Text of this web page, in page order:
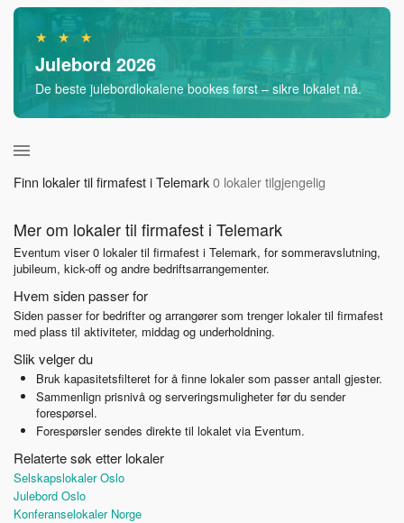
★ ★ ★
Julebord 2026
De beste julebordlokalene bookes først – sikre lokalet nå.
Finn lokaler til firmafest i Telemark0 lokaler tilgjengelig
Mer om lokaler til firmafest i Telemark
Eventum viser 0 lokaler til firmafest i Telemark, for sommeravslutning,
jubileum, kick-off og andre bedriftsarrangementer.
Hvem siden passer for
Siden passer for bedrifter og arrangører som trenger lokaler til firmafest
med plass til aktiviteter, middag og underholdning.
Slik velger du
Bruk kapasitetsfilteret for å finne lokaler som passer antall gjester.
Sammenlign prisnivå og serveringsmuligheter før du sender
forespørsel.
Forespørsler sendes direkte til lokalet via Eventum.
Relaterte søk etter lokaler
Selskapslokaler Oslo
Julebord Oslo
Konferanselokaler Norge